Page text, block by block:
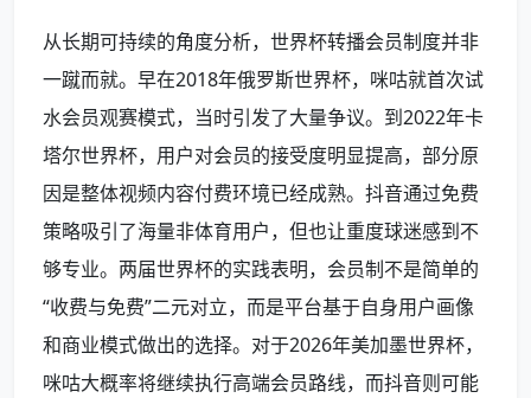
从长期可持续的角度分析，世界杯转播会员制度并非
一蹴而就。早在2018年俄罗斯世界杯，咪咕就首次试
水会员观赛模式，当时引发了大量争议。到2022年卡
塔尔世界杯，用户对会员的接受度明显提高，部分原
因是整体视频内容付费环境已经成熟。抖音通过免费
策略吸引了海量非体育用户，但也让重度球迷感到不
够专业。两届世界杯的实践表明，会员制不是简单的
“收费与免费”二元对立，而是平台基于自身用户画像
和商业模式做出的选择。对于2026年美加墨世界杯，
咪咕大概率将继续执行高端会员路线，而抖音则可能